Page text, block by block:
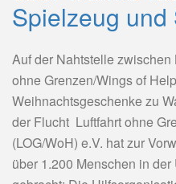
Spielzeug und
Auf der Nahtstelle
ohne Grenzen/Wings of
Weihnachtsgeschenke zu
der Flucht Luftfahrt ohne
(LOG/WoH) e.V. hat zur
über 1.200 Menschen in